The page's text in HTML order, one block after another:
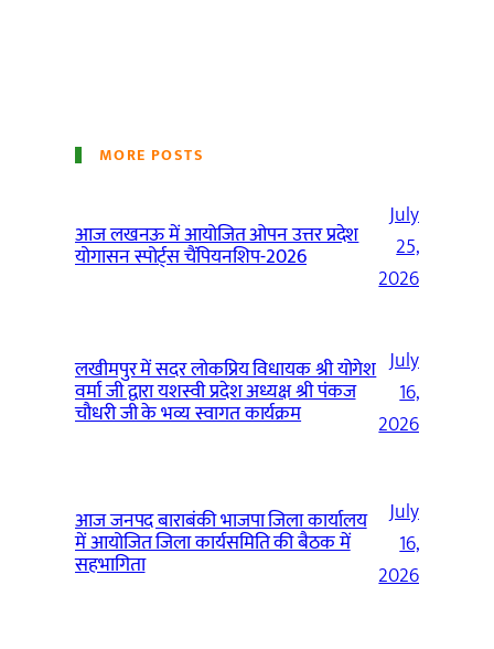
MORE POSTS
आज लखनऊ में आयोजित ओपन उत्तर प्रदेश
योगासन स्पोर्ट्स चैंपियनशिप-2026
July
25,
2026
लखीमपुर में सदर लोकप्रिय विधायक श्री योगेश
वर्मा जी द्वारा यशस्वी प्रदेश अध्यक्ष श्री पंकज
चौधरी जी के भव्य स्वागत कार्यक्रम
July
16,
2026
आज जनपद बाराबंकी भाजपा जिला कार्यालय
में आयोजित जिला कार्यसमिति की बैठक में
सहभागिता
July
16,
2026